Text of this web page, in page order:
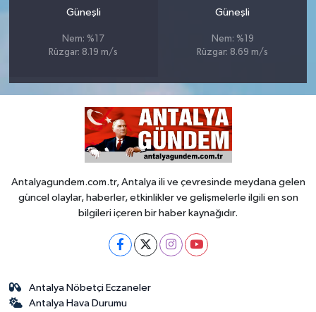
Güneşli
Nem: %17
Rüzgar: 8.19 m/s
Güneşli
Nem: %19
Rüzgar: 8.69 m/s
Antalyagundem.com.tr, Antalya ili ve çevresinde meydana gelen
güncel olaylar, haberler, etkinlikler ve gelişmelerle ilgili en son
bilgileri içeren bir haber kaynağıdır.
Antalya Nöbetçi Eczaneler
Antalya Hava Durumu